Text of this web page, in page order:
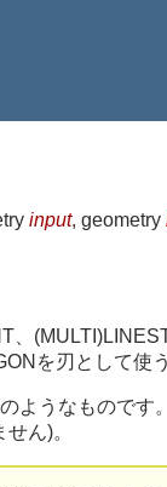
input, geometry
、
を刃として使
ようなものです
ん)。